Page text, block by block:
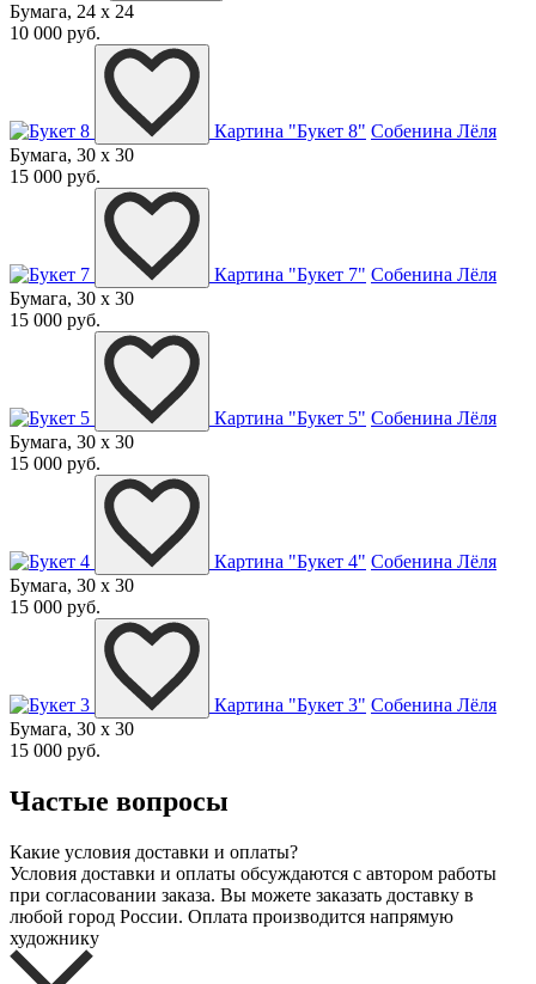
Бумага, 24 x 24
10 000 руб.
Картина "Букет 8" Собенина Лёля
Бумага, 30 x 30
15 000 руб.
Картина "Букет 7" Собенина Лёля
Бумага, 30 x 30
15 000 руб.
Картина "Букет 5" Собенина Лёля
Бумага, 30 x 30
15 000 руб.
Картина "Букет 4" Собенина Лёля
Бумага, 30 x 30
15 000 руб.
Картина "Букет 3" Собенина Лёля
Бумага, 30 x 30
15 000 руб.
Частые вопросы
Какие условия доставки и оплаты?
Условия доставки и оплаты обсуждаются с автором работы
при согласовании заказа. Вы можете заказать доставку в
любой город России. Оплата производится напрямую
художнику